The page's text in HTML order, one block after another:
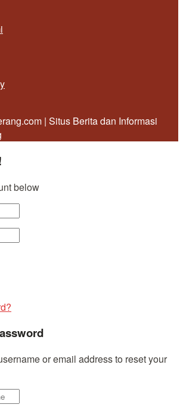
| Situs Berita dan Informasi
below
or email address to reset your